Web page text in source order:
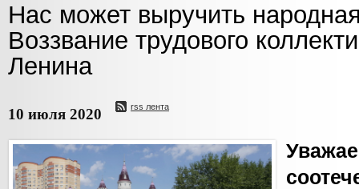
Нас может выручить
Воззвание трудового
Ленина
10 июля 2020 rss лента